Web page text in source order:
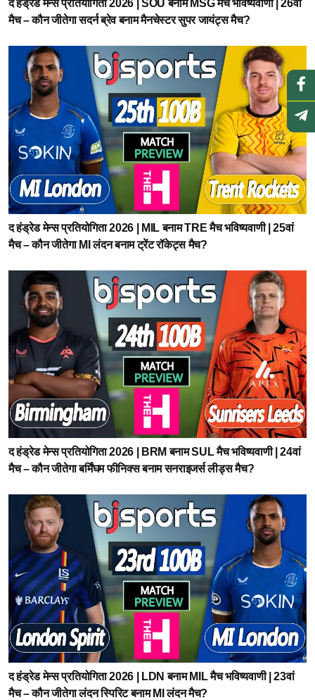
द हंड्रेड मेन्स प्रतियोगिता 2026 | SOU बनाम MSG मैच भविष्यवाणी | 26वां
मैच – कौन जीतेगा सदर्न ब्रेव बनाम मैनचेस्टर सुपर जायंट्स मैच?
द हंड्रेड मेन्स प्रतियोगिता 2026 | MIL बनाम TRE मैच भविष्यवाणी | 25वां
मैच – कौन जीतेगा MI लंदन बनाम ट्रेंट रॉकेट्स मैच?
द हंड्रेड मेन्स प्रतियोगिता 2026 | BRM बनाम SUL मैच भविष्यवाणी | 24वां
मैच – कौन जीतेगा बर्मिंघम फीनिक्स बनाम सनराइजर्स लीड्स मैच?
द हंड्रेड मेन्स प्रतियोगिता 2026 | LDN बनाम MIL मैच भविष्यवाणी | 23वां
मैच – कौन जीतेगा लंदन स्पिरिट बनाम MI लंदन मैच?